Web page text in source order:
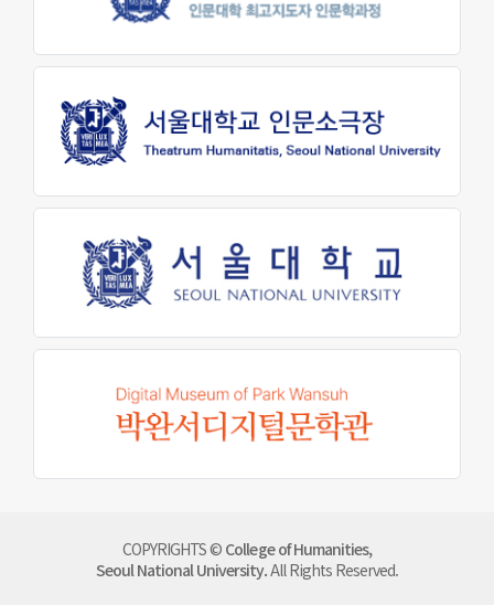
COPYRIGHTS © College of Humanities,
Seoul National University.All Rights Reserved.